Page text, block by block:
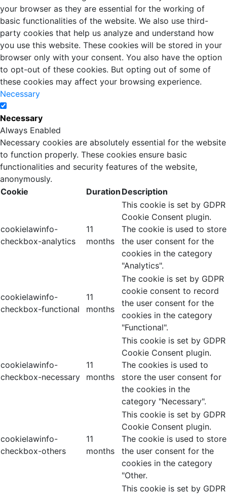
your browser as they are essential for the working of
basic functionalities of the website. We also use third-
party cookies that help us analyze and understand how
you use this website. These cookies will be stored in your
browser only with your consent. You also have the option
to opt-out of these cookies. But opting out of some of
these cookies may affect your browsing experience.
Necessary
Necessary
Always Enabled
Necessary cookies are absolutely essential for the website
to function properly. These cookies ensure basic
functionalities and security features of the website,
anonymously.
Cookie
Duration Description
cookielawinfo-
checkbox-analytics
11
months
This cookie is set by GDPR
Cookie Consent plugin.
The cookie is used to store
the user consent for the
cookies in the category
"Analytics".
cookielawinfo-
checkbox-functional
11
months
The cookie is set by GDPR
cookie consent to record
the user consent for the
cookies in the category
"Functional".
cookielawinfo-
checkbox-necessary
11
months
This cookie is set by GDPR
Cookie Consent plugin.
The cookies is used to
store the user consent for
the cookies in the
category "Necessary".
cookielawinfo-
checkbox-others
11
months
This cookie is set by GDPR
Cookie Consent plugin.
The cookie is used to store
the user consent for the
cookies in the category
"Other.
This cookie is set by GDPR